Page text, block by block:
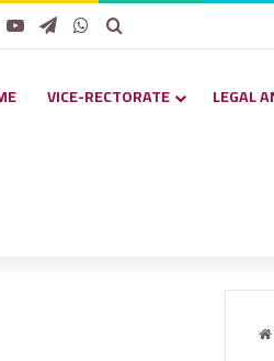
FacebookYouTubeTelegramWhatsApp
Search for
VICE-RECTORATE LEGAL